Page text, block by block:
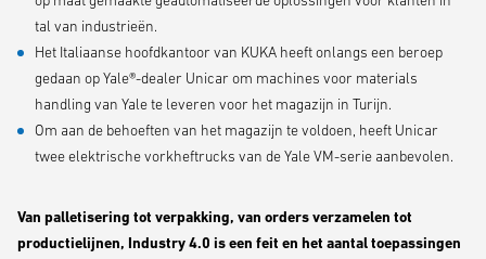
tal van industrieën.
Het Italiaanse hoofdkantoor van KUKA heeft onlangs een beroep
gedaan op Yale®-dealer Unicar om machines voor materials
handling van Yale te leveren voor het magazijn in Turijn.
Om aan de behoeften van het magazijn te voldoen, heeft Unicar
twee elektrische vorkheftrucks van de Yale VM-serie aanbevolen.
Van palletisering tot verpakking, van orders verzamelen tot
productielijnen, Industry 4.0 is een feit en het aantal toepassingen